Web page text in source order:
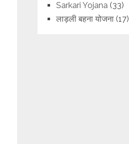
Sarkari Yojana (33)
लाड़ली बहना योजना (17)